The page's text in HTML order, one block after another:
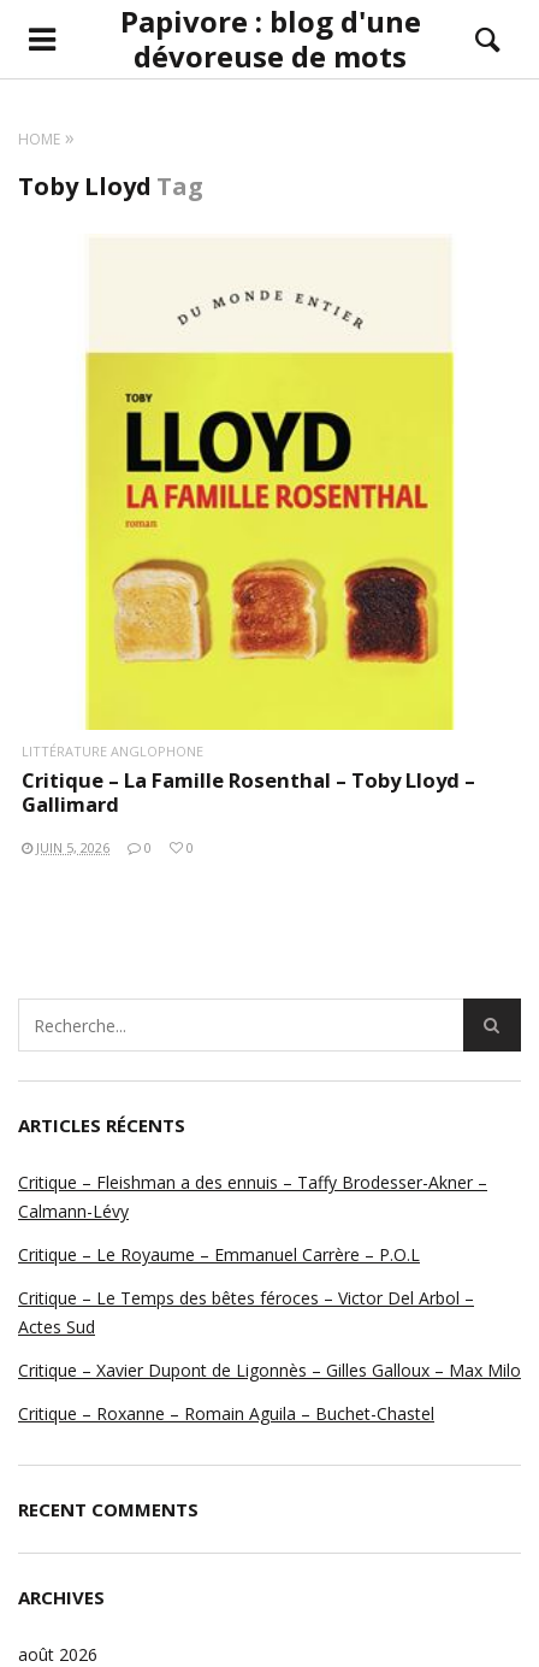
Papivore : blog d'une
dévoreuse de mots
HOME
Toby Lloyd Tag
LIRE LA SUITE
LITTÉRATURE ANGLOPHONE
Critique – La Famille Rosenthal – Toby Lloyd –
Gallimard
JUIN 5, 2026 0 0
ARTICLES RÉCENTS
Critique – Fleishman a des ennuis – Taffy Brodesser-Akner –
Calmann-Lévy
Critique – Le Royaume – Emmanuel Carrère – P.O.L
Critique – Le Temps des bêtes féroces – Victor Del Arbol –
Actes Sud
Critique – Xavier Dupont de Ligonnès – Gilles Galloux – Max Milo
Critique – Roxanne – Romain Aguila – Buchet-Chastel
RECENT COMMENTS
ARCHIVES
août 2026